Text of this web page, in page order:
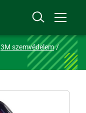
3M szemvédelem